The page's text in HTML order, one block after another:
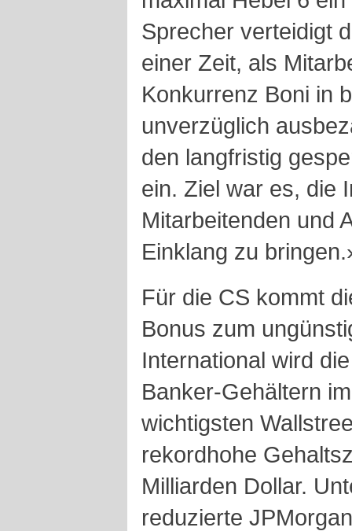
Sprecher verteidigt
einer Zeit, als
Konkurrenz Boni in
unverzüglich
den langfristig
ein. Ziel war es, die
Mitarbeitenden und
Einklang zu
Für die CS kommt
Bonus zum
International wird
Banker-Gehältern
wichtigsten
rekordhohe
Milliarden Dollar.
reduzierte